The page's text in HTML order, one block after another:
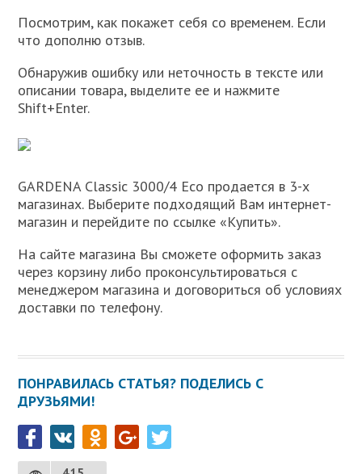
Посмотрим, как покажет себя со временем. Если
что дополню отзыв.
Обнаружив ошибку или неточность в тексте или
описании товара, выделите ее и нажмите
Shift+Enter.
GARDENA Classic 3000/4 Eco продается в 3-х
магазинах. Выберите подходящий Вам интернет-
магазин и перейдите по ссылке «Купить».
На сайте магазина Вы сможете оформить заказ
через корзину либо проконсультироваться с
менеджером магазина и договориться об условиях
доставки по телефону.
ПОНРАВИЛАСЬ СТАТЬЯ? ПОДЕЛИСЬ С
ДРУЗЬЯМИ!